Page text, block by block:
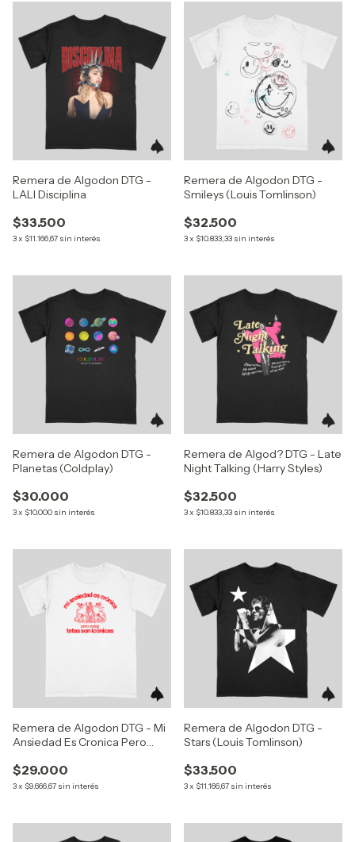
Remera de Algodon DTG -
LALI Disciplina
$33.500
3x $11.166,67 sin interés
Remera de Algodon DTG -
Smileys (Louis Tomlinson)
$32.500
3x $10.833,33 sin interés
Remera de Algodon DTG -
Planetas (Coldplay)
$30.000
3x $10.000 sin interés
Remera de Algod? DTG - Late
Night Talking (Harry Styles)
$32.500
3x $10.833,33 sin interés
Remera de Algodon DTG - Mi
Ansiedad Es Cronica Pero
$29.000
3x $9.666,67 sin interés
Remera de Algodon DTG -
Stars (Louis Tomlinson)
$33.500
3x $11.166,67 sin interés